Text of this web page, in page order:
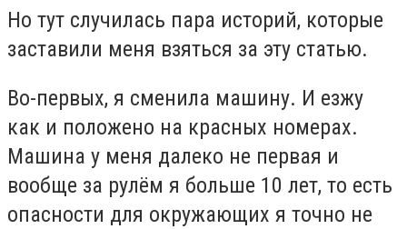
Но тут случилась пара историй, которые
заставили меня взяться за эту статью.
Во-первых, я сменила машину. И езжу
как и положено на красных номерах.
Машина у меня далеко не первая и
вообще за рулём я больше 10 лет, то есть
опасности для окружающих я точно не